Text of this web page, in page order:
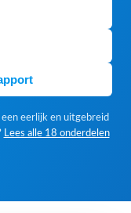
eerlijk en uitgebreid
Lees alle 18 onderdelen